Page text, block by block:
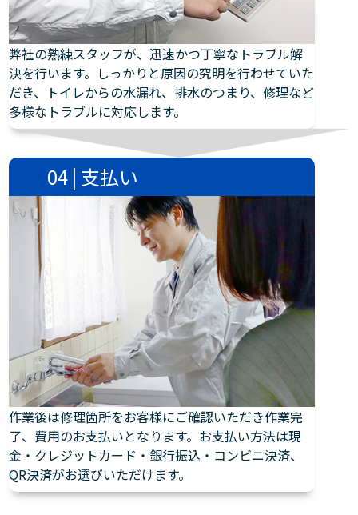
弊社の熟練スタッフが、迅速かつ丁寧なトラブル解
決を行います。しっかりと原因の究明を行わせていた
だき、トイレからの水漏れ、排水のつまり、修理など
多様なトラブルに対応します。
04 | 支払い
作業後は修理箇所をお客様にご確認いただき作業完
了、費用のお支払いとなります。お支払い方法は現
金・クレジットカード・銀行振込・コンビニ決済、
QR決済がお選びいただけます。